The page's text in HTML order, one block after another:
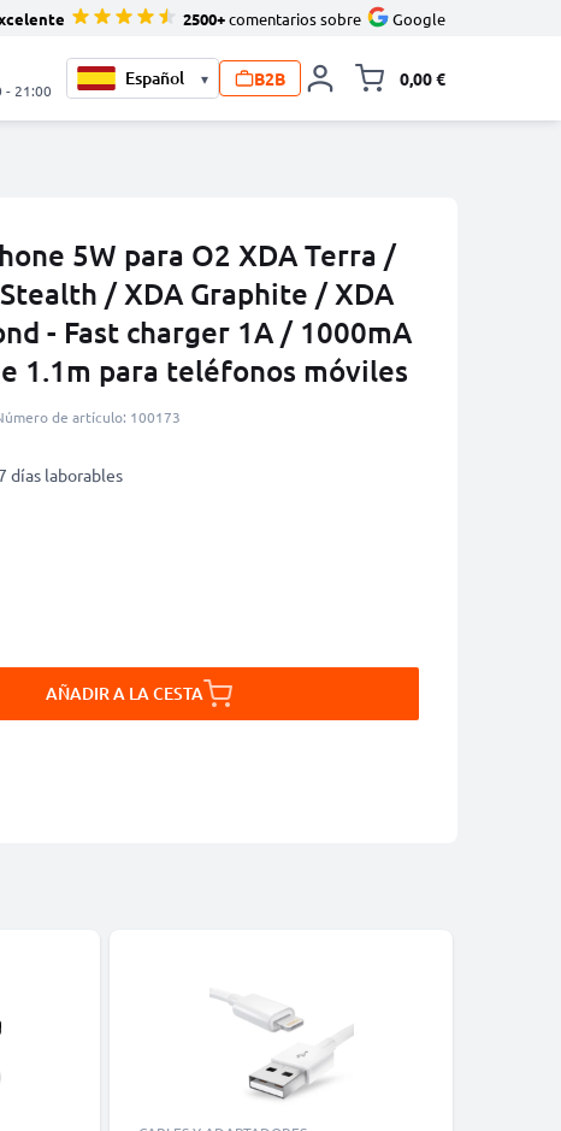
2500+comentarios sobre Google
- 21:00
▾ B2B 0,00 €
5W para O2 XDA Terra /
/ XDA Graphite / XDA
- Fast charger 1A / 1000mA
1.1m para teléfonos móviles
de artículo: 100173
días laborables
AÑADIR A LA CESTA